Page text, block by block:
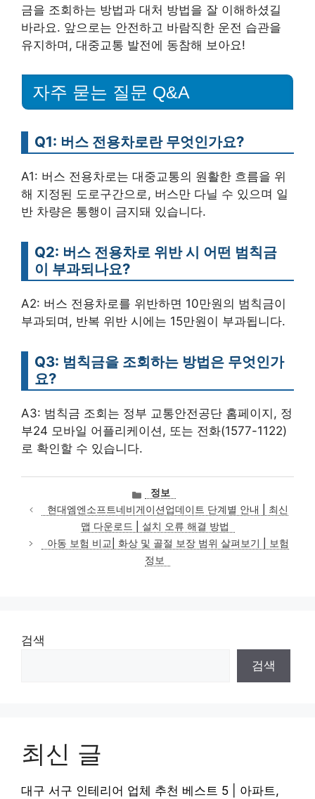
금을 조회하는 방법과 대처 방법을 잘 이해하셨길
바라요. 앞으로는 안전하고 바람직한 운전 습관을
유지하며, 대중교통 발전에 동참해 보아요!
자주 묻는 질문 Q&A
Q1: 버스 전용차로란 무엇인가요?
A1: 버스 전용차로는 대중교통의 원활한 흐름을 위
해 지정된 도로구간으로, 버스만 다닐 수 있으며 일
반 차량은 통행이 금지돼 있습니다.
Q2: 버스 전용차로 위반 시 어떤 범칙금
이 부과되나요?
A2: 버스 전용차로를 위반하면 10만원의 범칙금이
부과되며, 반복 위반 시에는 15만원이 부과됩니다.
Q3: 범칙금을 조회하는 방법은 무엇인가
요?
A3: 범칙금 조회는 정부 교통안전공단 홈페이지, 정
부24 모바일 어플리케이션, 또는 전화(1577-1122)
로 확인할 수 있습니다.
카
테
고
리
정보
현대엠엔소프트네비게이션업데이트 단계별 안내 | 최신
맵 다운로드 | 설치 오류 해결 방법
아동 보험 비교| 화상 및 골절 보장 범위 살펴보기 | 보험
정보
검색
검색
최신 글
대구 서구 인테리어 업체 추천 베스트 5 | 아파트,